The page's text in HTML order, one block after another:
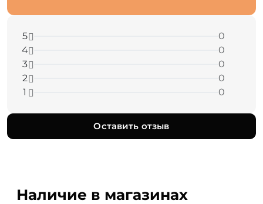
5
0
4
0
3
0
2
0
1
0
Оставить отзыв
Наличие в магазинах